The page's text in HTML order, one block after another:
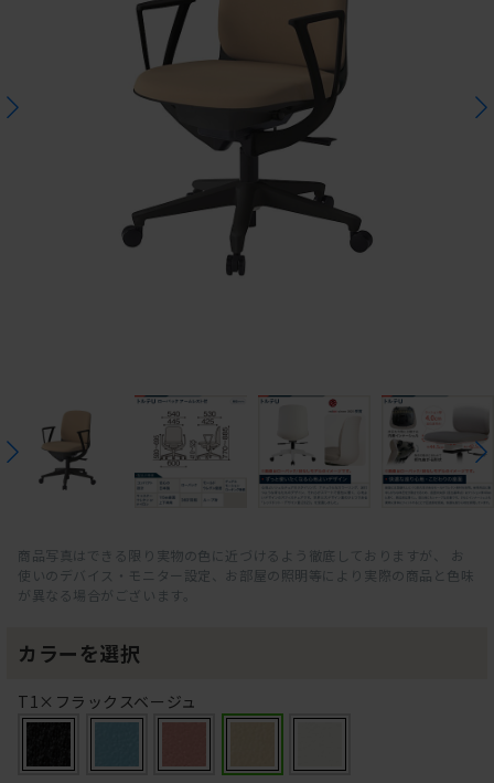
商品写真はできる限り実物の色に近づけるよう徹底しておりますが、 お
使いのデバイス・モニター設定、お部屋の照明等により実際の商品と色味
が異なる場合がございます。
カラーを選択
T1×フラックスベージュ